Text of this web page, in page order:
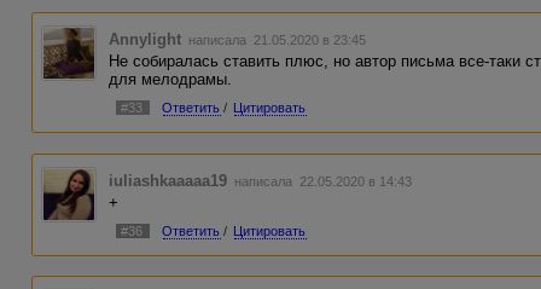
Annylight написала 21.05.2020 в 23:45
Не собиралась ставить плюс, но автор письма все-таки
для мелодрамы.
#33 Ответить / Цитировать
iuliashkaaaaa19 написала 22.05.2020 в 14:43
+
#36 Ответить / Цитировать